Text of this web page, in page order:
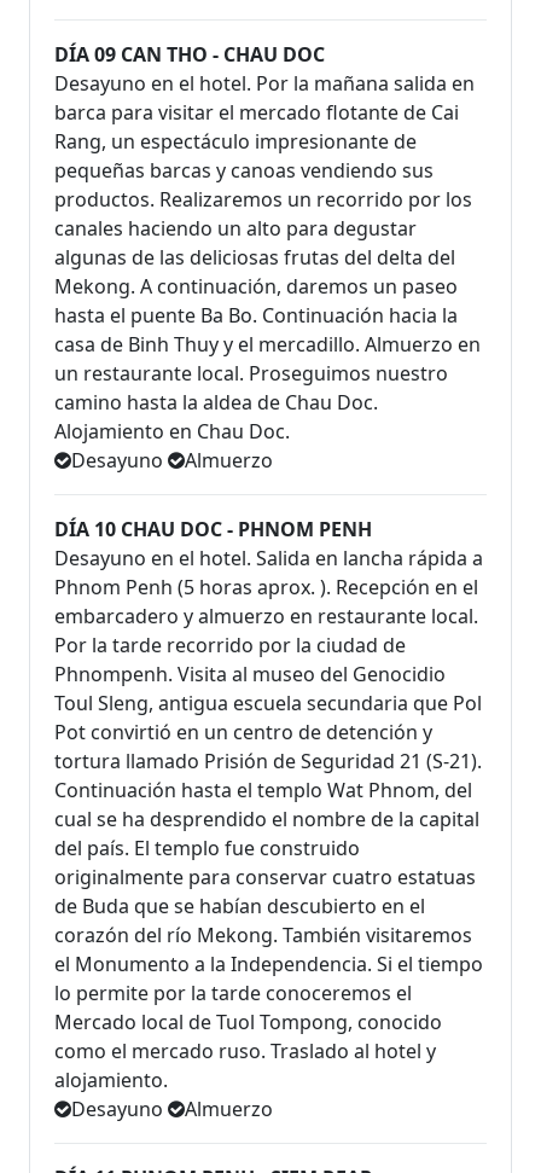
DÍA 09 CAN THO - CHAU DOC
Desayuno en el hotel. Por la mañana salida en
barca para visitar el mercado ﬂotante de Cai
Rang, un espectáculo impresionante de
pequeñas barcas y canoas vendiendo sus
productos. Realizaremos un recorrido por los
canales haciendo un alto para degustar
algunas de las deliciosas frutas del delta del
Mekong. A continuación, daremos un paseo
hasta el puente Ba Bo. Continuación hacia la
casa de Binh Thuy y el mercadillo. Almuerzo en
un restaurante local. Proseguimos nuestro
camino hasta la aldea de Chau Doc.
Alojamiento en Chau Doc.
Desayuno
Almuerzo
DÍA 10 CHAU DOC - PHNOM PENH
Desayuno en el hotel. Salida en lancha rápida a
Phnom Penh (5 horas aprox. ). Recepción en el
embarcadero y almuerzo en restaurante local.
Por la tarde recorrido por la ciudad de
Phnompenh. Visita al museo del Genocidio
Toul Sleng, antigua escuela secundaria que Pol
Pot convirtió en un centro de detención y
tortura llamado Prisión de Seguridad 21 (S-21).
Continuación hasta el templo Wat Phnom, del
cual se ha desprendido el nombre de la capital
del país. El templo fue construido
originalmente para conservar cuatro estatuas
de Buda que se habían descubierto en el
corazón del río Mekong. También visitaremos
el Monumento a la Independencia. Si el tiempo
lo permite por la tarde conoceremos el
Mercado local de Tuol Tompong, conocido
como el mercado ruso. Traslado al hotel y
alojamiento.
Desayuno
Almuerzo